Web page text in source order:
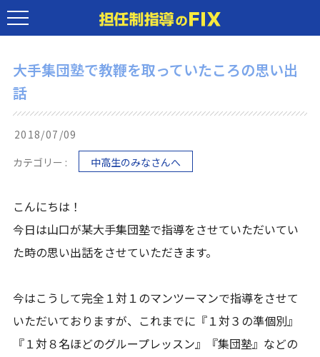
大手集団塾で教鞭を取っていたころの思い出
話
2018/07/09
カテゴリー :
中高生のみなさんへ
こんにちは！
今日は山口が某大手集団塾で指導をさせていただいてい
た時の思い出話をさせていただきます。
今はこうして完全１対１のマンツーマンで指導をさせて
いただいておりますが、これまでに『１対３の準個別』
『１対８名ほどのグループレッスン』『集団塾』などの